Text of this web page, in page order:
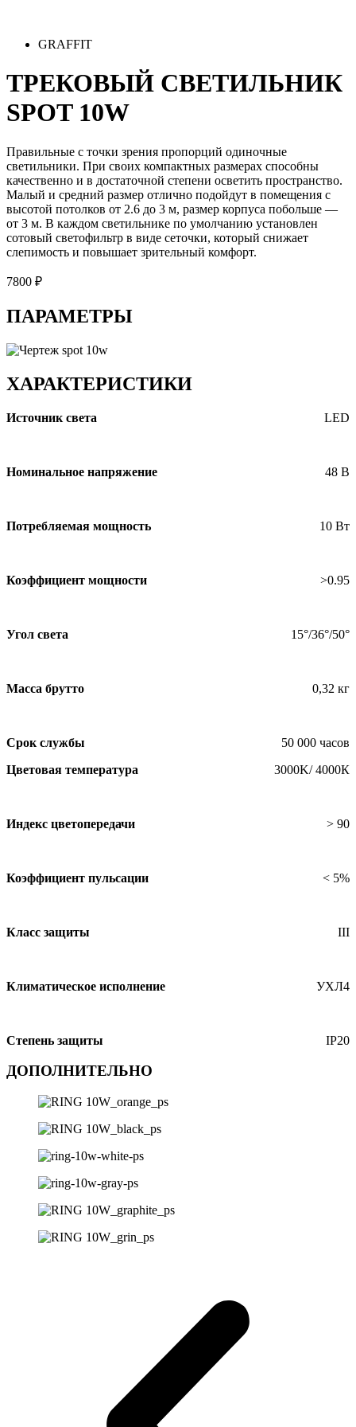
GRAFFIT
ТРЕКОВЫЙ СВЕТИЛЬНИК
SPOT 10W
Правильные с точки зрения пропорций одиночные
светильники. При своих компактных размерах способны
качественно и в достаточной степени осветить пространство.
Малый и средний размер отлично подойдут в помещения с
высотой потолков от 2.6 до 3 м, размер корпуса побольше —
от 3 м. В каждом светильнике по умолчанию установлен
сотовый светофильтр в виде сеточки, который снижает
слепимость и повышает зрительный комфорт.
7800 ₽
ПАРАМЕТРЫ
ХАРАКТЕРИСТИКИ
Источник света LED
Номинальное напряжение 48 В
Потребляемая мощность 10 Вт
Коэффициент мощности >0.95
Угол света 15°/36°/50°
Масса брутто 0,32 кг
Срок службы
50 000 часов
Цветовая температура
3000K/ 4000К
Индекс цветопередачи > 90
Коэффициент пульсации < 5%
Класс защиты III
Климатическое исполнение УХЛ4
Степень защиты IP20
ДОПОЛНИТЕЛЬНО